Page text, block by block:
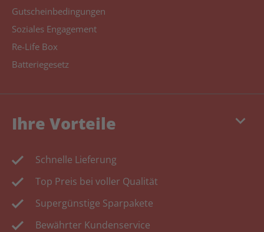
Gutscheinbedingungen
Soziales Engagement
Re-Life Box
Batteriegesetz
keyboard_arrow_down
Ihre Vorteile
Schnelle Lieferung
Top Preis bei voller Qualität
Supergünstige Sparpakete
Bewährter Kundenservice